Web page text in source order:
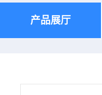
产品展厅